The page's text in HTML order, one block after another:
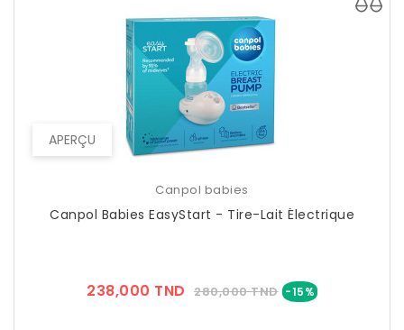
APERÇU
Canpol babies
Canpol Babies EasyStart - Tire-Lait Électrique
238,000 TND Prix
280,000 TND -15%Prix